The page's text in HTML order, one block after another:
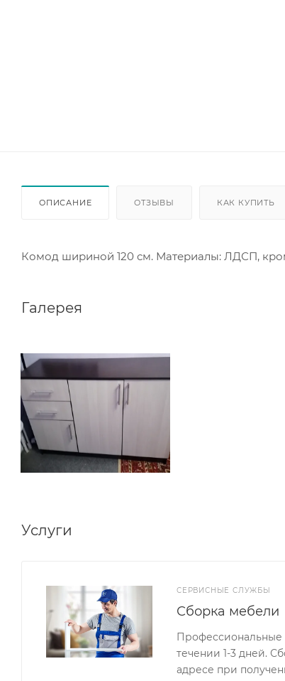
ОПИСАНИЕ ОТЗЫВЫ КАК КУПИТЬ
Комод шириной 120 см. Материалы: ЛДСП,
Галерея
Услуги
СЕРВИСНЫЕ СЛУЖБЫ
Сборка мебели
течении 1-3 дней.
адресе при